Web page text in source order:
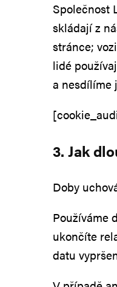
Společnost
skládají z
stránce;
lidé
a nesdílíme
3. Jak
Doby
Používáme
ukončíte
datu